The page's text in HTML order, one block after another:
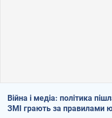
Війна і медіа: політика
ЗМІ грають за правилами